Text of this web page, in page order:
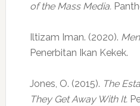
of the Mass Media.
Iltizam Iman. (2020).
Penerbitan Ikan Kekek.
Jones, O. (2015). The
They Get Away With It.